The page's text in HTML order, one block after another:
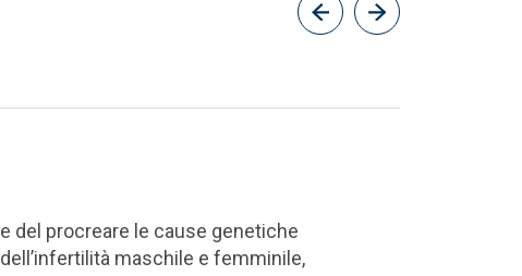
e del procreare le cause genetiche
dell’infertilità maschile e femminile,